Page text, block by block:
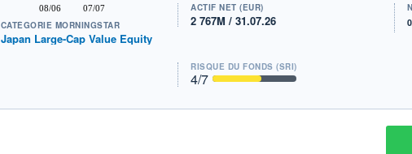
08/06 07/07
CATÉGORIE MORNINGSTAR
Japan Large-Cap Value Equity
ACTIF NET (EUR)
2 767M / 31.07.26
RISQUE DU FONDS (SRI)
4/7